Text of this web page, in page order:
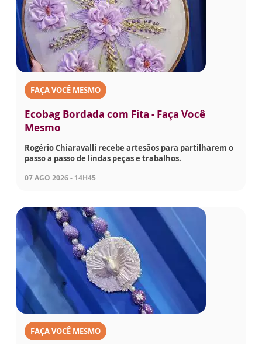
FAÇA VOCÊ MESMO
Ecobag Bordada com Fita - Faça Você
Mesmo
Rogério Chiaravalli recebe artesãos para partilharem o
passo a passo de lindas peças e trabalhos.
07 AGO 2026 - 14H45
FAÇA VOCÊ MESMO